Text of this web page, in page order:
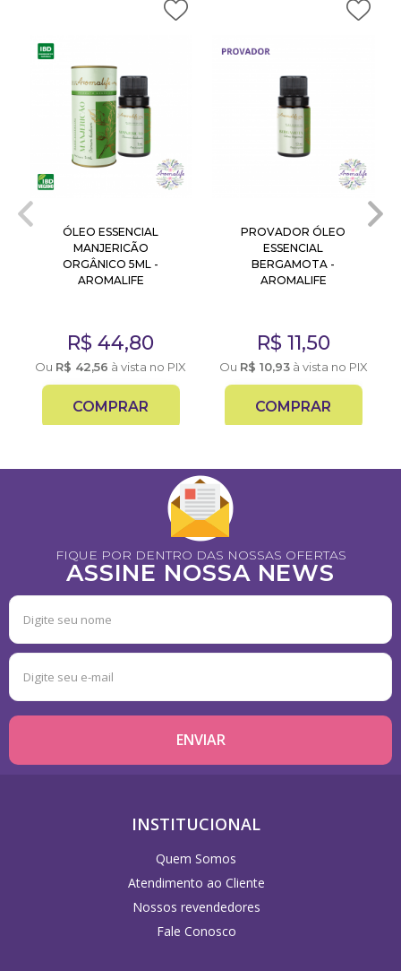
ÓLEO ESSENCIAL
MANJERICÃO
ORGÂNICO 5ML -
AROMALIFE
R$44,80
Ou R$ 42,56 à vista no PIX
COMPRAR
PROVADOR ÓLEO
ESSENCIAL
BERGAMOTA -
AROMALIFE
R$ 11,50
Ou R$ 10,93à vista no PIX
COMPRAR
FIQUE POR DENTRO DAS NOSSAS OFERTAS
ASSINE NOSSA NEWS
INSTITUCIONAL
Quem Somos
Atendimento ao Cliente
Nossos revendedores
Fale Conosco